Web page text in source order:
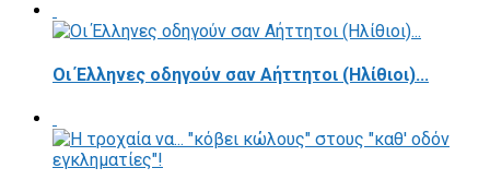
Οι Έλληνες οδηγούν σαν Αήττητοι (Ηλίθιοι)...